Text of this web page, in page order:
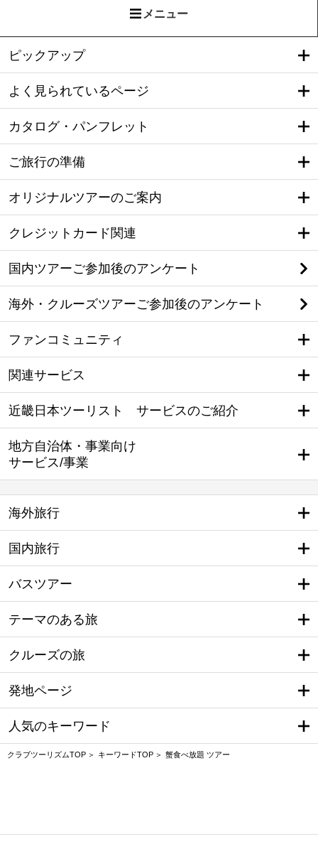
メニュー
ピックアップ
よく見られているページ
カタログ・パンフレット
ご旅行の準備
オリジナルツアーのご案内
クレジットカード関連
国内ツアーご参加後のアンケート
海外・クルーズツアーご参加後のアンケート
ファンコミュニティ
関連サービス
近畿日本ツーリスト サービスのご紹介
地方自治体・事業向け
サービス/事業
海外旅行
国内旅行
バスツアー
テーマのある旅
クルーズの旅
発地ページ
人気のキーワード
クラブツーリズムTOP キーワードTOP 蟹食べ放題 ツアー